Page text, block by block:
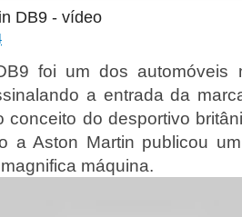
DB9 - vídeo
foi um dos automóveis
a entrada da
conceito do desportivo
a Aston Martin publicou
máquina.